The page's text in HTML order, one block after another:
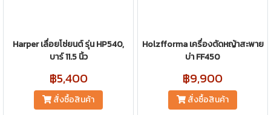
Harper เลื่อยโซ่ยนต์ รุ่น HP540,
บาร์ 11.5 นิ้ว
฿5,400
สั่งซื้อสินค้า
Holzfforma เครื่องตัดหญ้าสะพาย
บ่า FF450
฿9,900
สั่งซื้อสินค้า